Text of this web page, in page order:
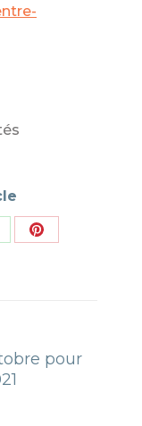
Partager
pour